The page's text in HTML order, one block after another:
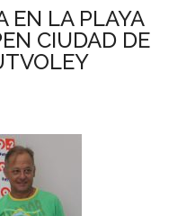
EN LA PLAYA
CIUDAD DE